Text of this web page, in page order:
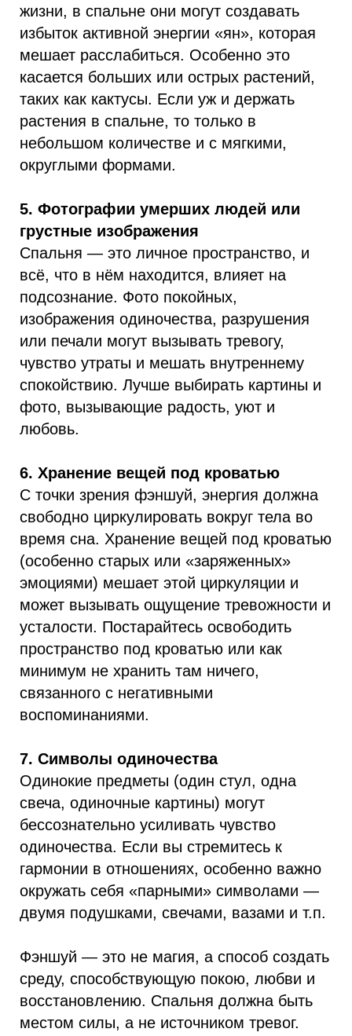
жизни, в спальне они могут создавать
избыток активной энергии «ян», которая
мешает расслабиться. Особенно это
касается больших или острых растений,
таких как кактусы. Если уж и держать
растения в спальне, то только в
небольшом количестве и с мягкими,
округлыми формами.
5. Фотографии умерших людей или
грустные изображения
Спальня — это личное пространство, и
всё, что в нём находится, влияет на
подсознание. Фото покойных,
изображения одиночества, разрушения
или печали могут вызывать тревогу,
чувство утраты и мешать внутреннему
спокойствию. Лучше выбирать картины и
фото, вызывающие радость, уют и
любовь.
6. Хранение вещей под кроватью
С точки зрения фэншуй, энергия должна
свободно циркулировать вокруг тела во
время сна. Хранение вещей под кроватью
(особенно старых или «заряженных»
эмоциями) мешает этой циркуляции и
может вызывать ощущение тревожности и
усталости. Постарайтесь освободить
пространство под кроватью или как
минимум не хранить там ничего,
связанного с негативными
воспоминаниями.
7. Символы одиночества
Одинокие предметы (один стул, одна
свеча, одиночные картины) могут
бессознательно усиливать чувство
одиночества. Если вы стремитесь к
гармонии в отношениях, особенно важно
окружать себя «парными» символами —
двумя подушками, свечами, вазами и т.п.
Фэншуй — это не магия, а способ создать
среду, способствующую покою, любви и
восстановлению. Спальня должна быть
местом силы, а не источником тревог.